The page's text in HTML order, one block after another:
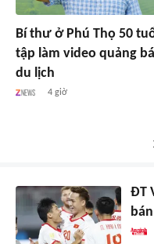
Bí thư ở Phú Thọ 50
tập làm video quảng bá
du lịch
4 giờ
ĐT